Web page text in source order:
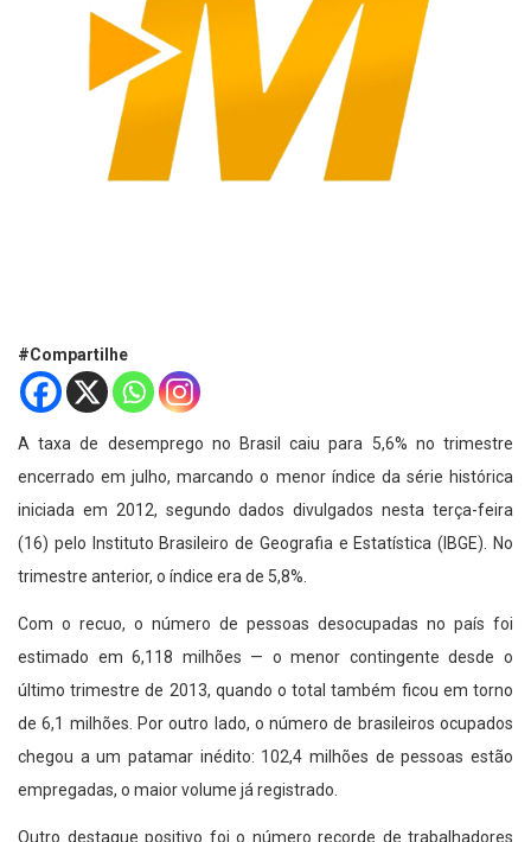
#Compartilhe
A taxa de desemprego no Brasil caiu para 5,6% no trimestre
encerrado em julho, marcando o menor índice da série histórica
iniciada em 2012, segundo dados divulgados nesta terça-feira
(16) pelo Instituto Brasileiro de Geografia e Estatística (IBGE). No
trimestre anterior, o índice era de 5,8%.
Com o recuo, o número de pessoas desocupadas no país foi
estimado em 6,118 milhões — o menor contingente desde o
último trimestre de 2013, quando o total também ficou em torno
de 6,1 milhões. Por outro lado, o número de brasileiros ocupados
chegou a um patamar inédito: 102,4 milhões de pessoas estão
empregadas, o maior volume já registrado.
Outro destaque positivo foi o número recorde de trabalhadores